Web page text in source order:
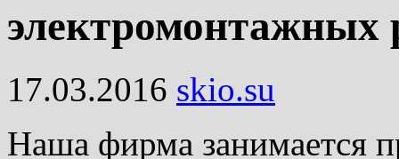
электромонтажных
17.03.2016 skio.su
Наша фирма занимается